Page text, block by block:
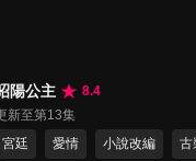
陽公主
8.4
新至第13集
宮廷
愛情 小說改編 古